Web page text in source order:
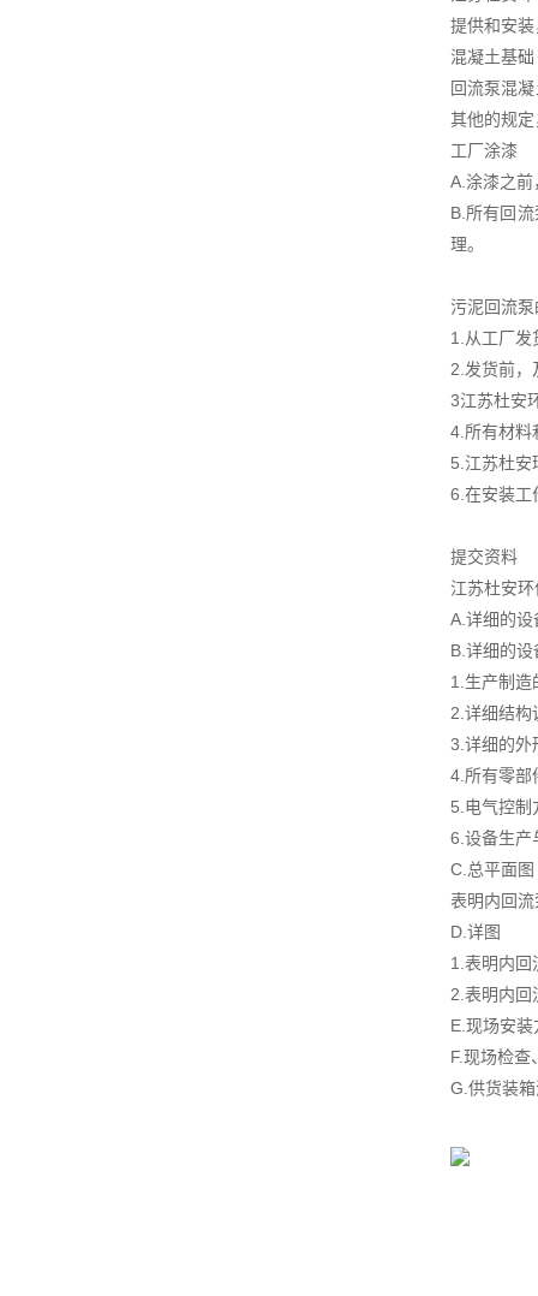
提供和安
混凝土基础
回流泵混
其他的规
工厂涂漆
A.涂漆之
B.所有回
理。
污泥回流
1.从工厂发
2.发货前，
3江苏杜安
4.所有材料
5.江苏杜安
6.在安装工
提交资料
江苏杜安
A.详细的
B.详细的
1.生产制造
2.详细结构
3.详细的外
4.所有零部
5.电气控制
6.设备生产
C.总平面图
表明内回
D.详图
1.表明内回
2.表明内回
E.现场安
F.现场检查
G.供货装